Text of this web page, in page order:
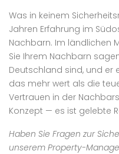
Was in keinem
Jahren Erfahrung im
Nachbarn. Im ländlichen
Sie Ihrem Nachbarn
Deutschland sind, und er
das mehr wert als die
Vertrauen in der
Konzept — es ist gelebte
Haben Sie Fragen zur
unserem Property-